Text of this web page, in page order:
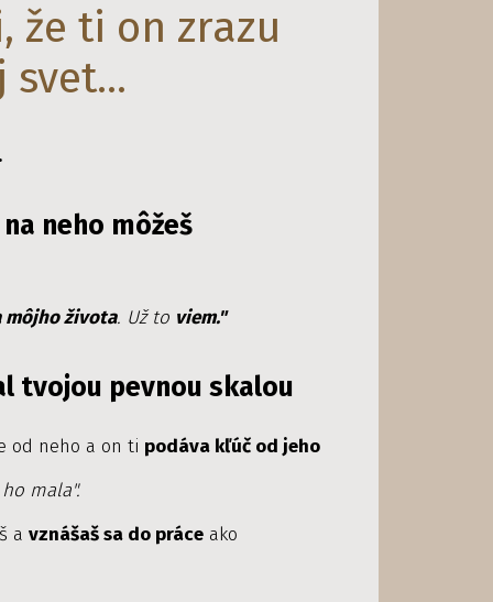
že ti on zrazu
neho môžeš
môjho života. Už to viem."
tvojou pevnou skalou
od neho a on ti podáva kľúč od jeho
mala".
a vznášaš sa do práceako